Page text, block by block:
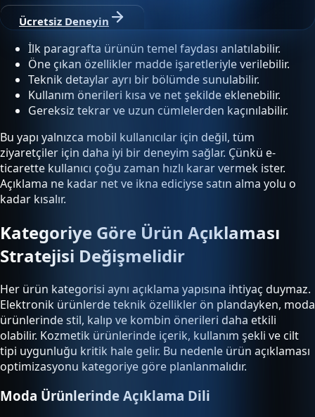
Ücretsiz Deneyin
İlk paragrafta ürünün temel faydası anlatılabilir.
Öne çıkan özellikler madde işaretleriyle verilebilir.
Teknik detaylar ayrı bir bölümde sunulabilir.
Kullanım önerileri kısa ve net şekilde eklenebilir.
Gereksiz tekrar ve uzun cümlelerden kaçınılabilir.
Bu yapı yalnızca mobil kullanıcılar için değil, tüm
ziyaretçiler için daha iyi bir deneyim sağlar. Çünkü e-
ticarette kullanıcı çoğu zaman hızlı karar vermek ister.
Açıklama ne kadar net ve ikna ediciyse satın alma yolu o
kadar kısalır.
Kategoriye Göre Ürün Açıklaması
Stratejisi Değişmelidir
Her ürün kategorisi aynı açıklama yapısına ihtiyaç duymaz.
Elektronik ürünlerde teknik özellikler ön plandayken, moda
ürünlerinde stil, kalıp ve kombin önerileri daha etkili
olabilir. Kozmetik ürünlerinde içerik, kullanım şekli ve cilt
tipi uygunluğu kritik hale gelir. Bu nedenle ürün açıklaması
optimizasyonu kategoriye göre planlanmalıdır.
Moda Ürünlerinde Açıklama Dili